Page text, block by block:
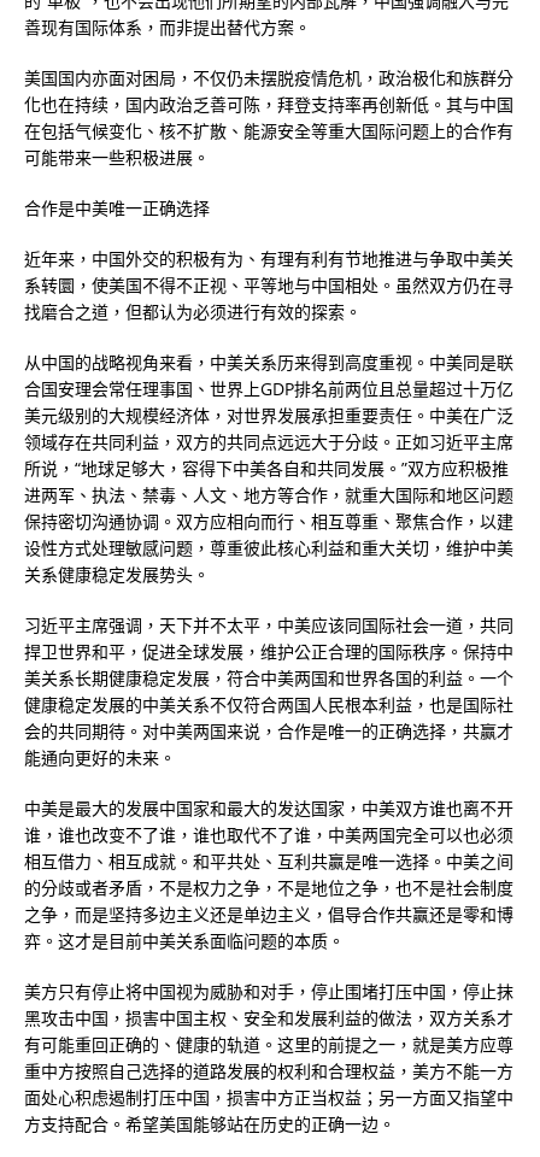
善现有国际体系，而非提出替代方案。
美国国内亦面对困局，不仅仍未摆脱疫情危机，政治极化和族群分
化也在持续，国内政治乏善可陈，拜登支持率再创新低。其与中国
在包括气候变化、核不扩散、能源安全等重大国际问题上的合作有
可能带来一些积极进展。
合作是中美唯一正确选择
近年来，中国外交的积极有为、有理有利有节地推进与争取中美关
系转圜，使美国不得不正视、平等地与中国相处。虽然双方仍在寻
找磨合之道，但都认为必须进行有效的探索。
从中国的战略视角来看，中美关系历来得到高度重视。中美同是联
合国安理会常任理事国、世界上GDP排名前两位且总量超过十万亿
美元级别的大规模经济体，对世界发展承担重要责任。中美在广泛
领域存在共同利益，双方的共同点远远大于分歧。正如习近平主席
所说，“地球足够大，容得下中美各自和共同发展。”双方应积极推
进两军、执法、禁毒、人文、地方等合作，就重大国际和地区问题
保持密切沟通协调。双方应相向而行、相互尊重、聚焦合作，以建
设性方式处理敏感问题，尊重彼此核心利益和重大关切，维护中美
关系健康稳定发展势头。
习近平主席强调，天下并不太平，中美应该同国际社会一道，共同
捍卫世界和平，促进全球发展，维护公正合理的国际秩序。保持中
美关系长期健康稳定发展，符合中美两国和世界各国的利益。一个
健康稳定发展的中美关系不仅符合两国人民根本利益，也是国际社
会的共同期待。对中美两国来说，合作是唯一的正确选择，共赢才
能通向更好的未来。
中美是最大的发展中国家和最大的发达国家，中美双方谁也离不开
谁，谁也改变不了谁，谁也取代不了谁，中美两国完全可以也必须
相互借力、相互成就。和平共处、互利共赢是唯一选择。中美之间
的分歧或者矛盾，不是权力之争，不是地位之争，也不是社会制度
之争，而是坚持多边主义还是单边主义，倡导合作共赢还是零和博
弈。这才是目前中美关系面临问题的本质。
美方只有停止将中国视为威胁和对手，停止围堵打压中国，停止抹
黑攻击中国，损害中国主权、安全和发展利益的做法，双方关系才
有可能重回正确的、健康的轨道。这里的前提之一，就是美方应尊
重中方按照自己选择的道路发展的权利和合理权益，美方不能一方
面处心积虑遏制打压中国，损害中方正当权益；另一方面又指望中
方支持配合。希望美国能够站在历史的正确一边。